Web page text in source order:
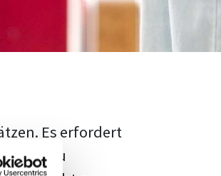
Es erfordert
zu